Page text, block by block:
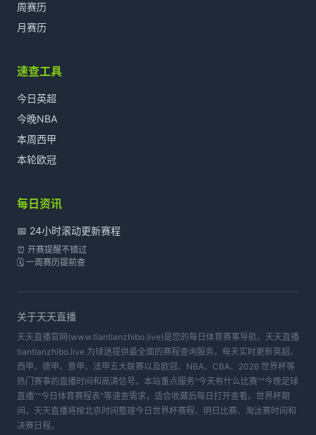
周赛历
月赛历
速查工具
今日英超
今晚NBA
本周西甲
本轮欧冠
每日资讯
📅 24小时滚动更新赛程
⏰ 开赛提醒不错过
🗓️ 一周赛历提前查
关于天天直播
天天直播官网(www.tiantianzhibo.live)是您的每日体育赛事导航，天天直播
tiantianzhibo.live 为球迷提供最全面的赛程查询服务。每天实时更新英超、
西甲、德甲、意甲、法甲五大联赛以及欧冠、NBA、CBA、2026 世界杯等
热门赛事的直播时间和高清信号。本站重点服务"今天有什么比赛""今晚足球
直播""今日体育赛程表"等速查需求，适合收藏后每日打开查看。世界杯期
间，天天直播将按北京时间整理今日世界杯赛程、明日比赛、淘汰赛时间和
决赛日程。